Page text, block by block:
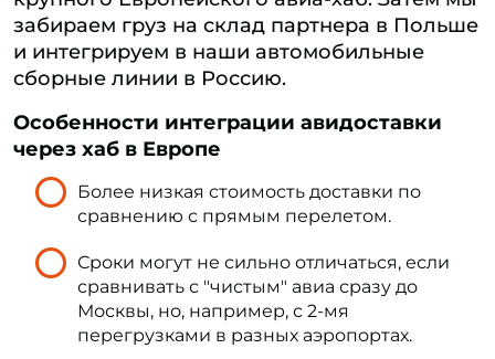
забираем груз на склад партнера в Польше
и интегрируем в наши автомобильные
сборные линии в Россию.
Особенности интеграции авидоставки
через хаб в Европе
Более низкая стоимость доставки по
сравнению с прямым перелетом.
Сроки могут не сильно отличаться, если
сравнивать с "чистым" авиа сразу до
Москвы, но, например, с 2-мя
перегрузками в разных аэропортах.